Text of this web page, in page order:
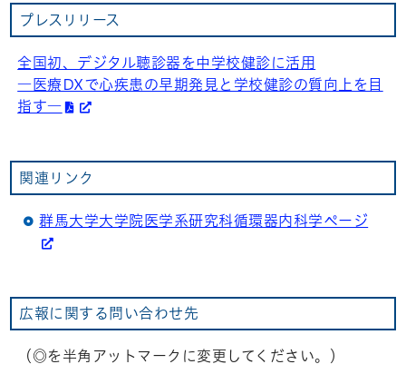
プレスリリース
全国初、デジタル聴診器を中学校健診に活用
―医療DXで心疾患の早期発見と学校健診の質向上を目
指す―
関連リンク
群馬大学大学院医学系研究科循環器内科学ページ
広報に関する問い合わせ先
（◎を半角アットマークに変更してください。）